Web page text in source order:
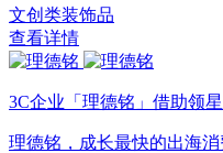
文创类装饰品
查看详情
3C企业「理德铭」借助领
理德铭，成长最快的出海消